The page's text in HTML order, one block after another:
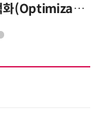
AI 시대의 의사결정을 바꾸는 수리최적화(Optimization): 실제 산업 적용 사례와 활용 전략